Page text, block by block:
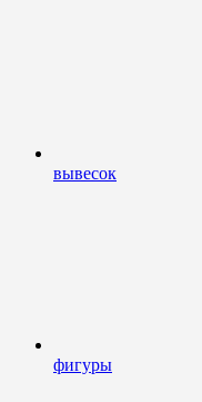
вывесок
фигуры